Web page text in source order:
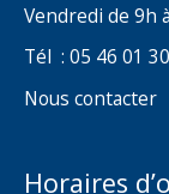
Vendredi de 9h
Tél : 05 46 01
Nous contacter
Horaires